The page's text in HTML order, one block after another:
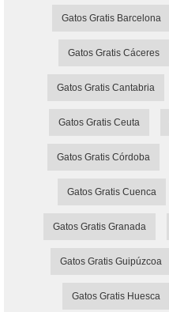
Gatos Gratis Barcelona
Gatos Gratis Cáceres
Gatos Gratis Cantabria
Gatos Gratis Ceuta
Gatos Gratis Córdoba
Gatos Gratis Cuenca
Gatos Gratis Granada
Gatos Gratis Guipúzcoa
Gatos Gratis Huesca